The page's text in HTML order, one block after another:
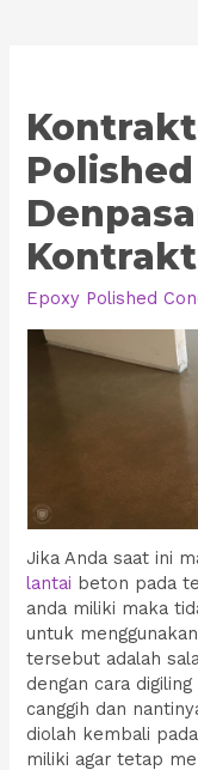
Epoxy Polished
Jika Anda saat ini
lantai beton pada
anda miliki maka
untuk
tersebut adalah
dengan cara
canggih dan
diolah kembali
miliki agar tetap